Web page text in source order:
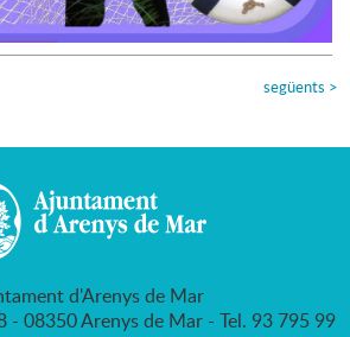
següents >
d'Arenys de Mar
- 08350 Arenys de Mar - Tel. 93 795 99